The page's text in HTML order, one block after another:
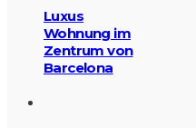
Luxus
Wohnung im
Zentrum von
Barcelona